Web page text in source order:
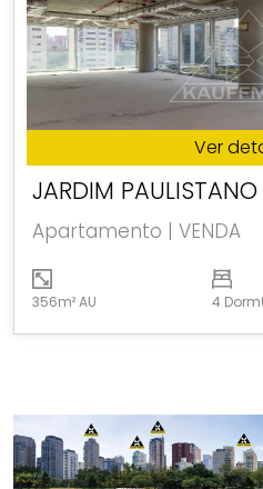
Ver
JARDIM PAULISTANO
Apartamento | VENDA
356m² AU 4